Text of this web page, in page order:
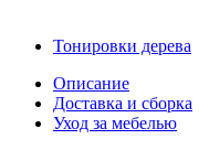
Тонировки дерева
Описание
Доставка и сборка
Уход за мебелью